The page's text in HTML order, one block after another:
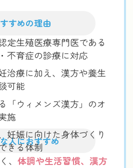
すめの理由
定生殖医療専門医である
不育症の診療に対応
治療に加え、漢方や養生
可能
「ウィメンズ漢方」のオ
施
妊娠に向けた身体づくり
きる体制
人におすすめ
、体調や生活習慣、漢方